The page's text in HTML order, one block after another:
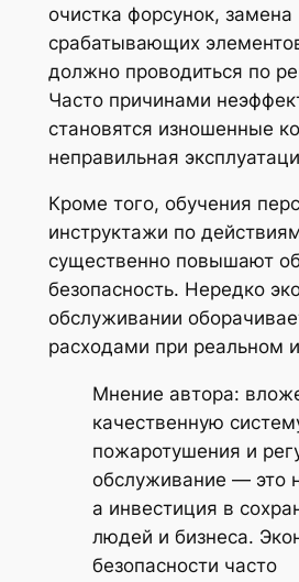
очистка форсунок, замена
срабатывающих
должно проводиться по
Часто причинами
становятся изношенные
неправильная
Кроме того, обучения
инструктажи по
существенно повышают
безопасность. Нередко
обслуживании
расходами при реальном
Мнение автора:
качественную
пожаротушения и
обслуживание — это
а инвестиция в
людей и бизнеса.
безопасности часто